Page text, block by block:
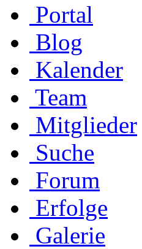
Portal
Blog
Kalender
Team
Mitglieder
Suche
Forum
Erfolge
Galerie